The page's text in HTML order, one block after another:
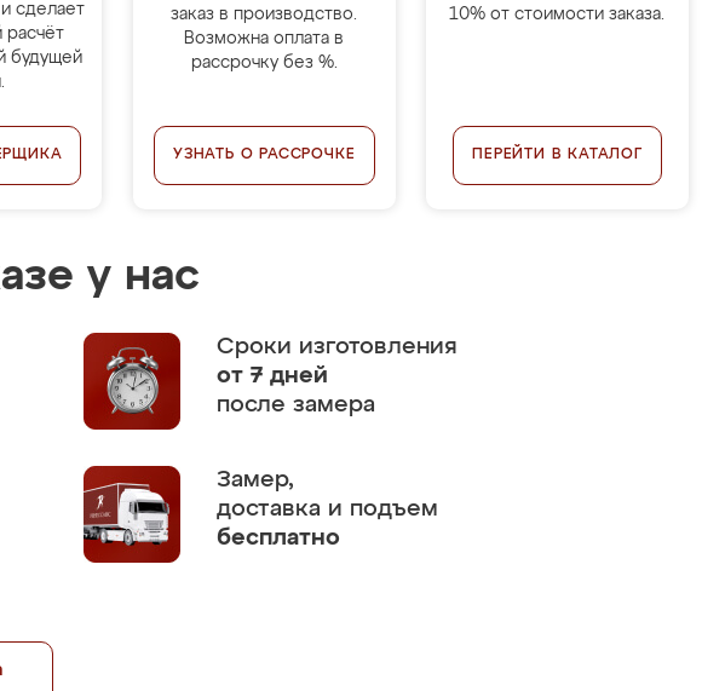
сделает
расчёт
будущей
заказ в производство.
Возможна оплата в
рассрочку без %.
УЗНАТЬ О РАССРОЧКЕ
10% от стоимости заказа.
ПЕРЕЙТИ В КАТАЛОГ
у нас
Сроки изготовления
от 7 дней
после замера
Замер,
доставка и подъем
бесплатно